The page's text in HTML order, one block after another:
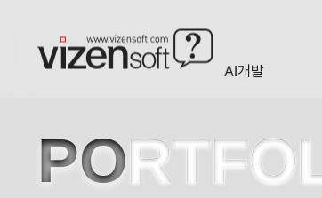
AI개발
PO